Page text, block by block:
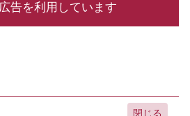
告を利用しています